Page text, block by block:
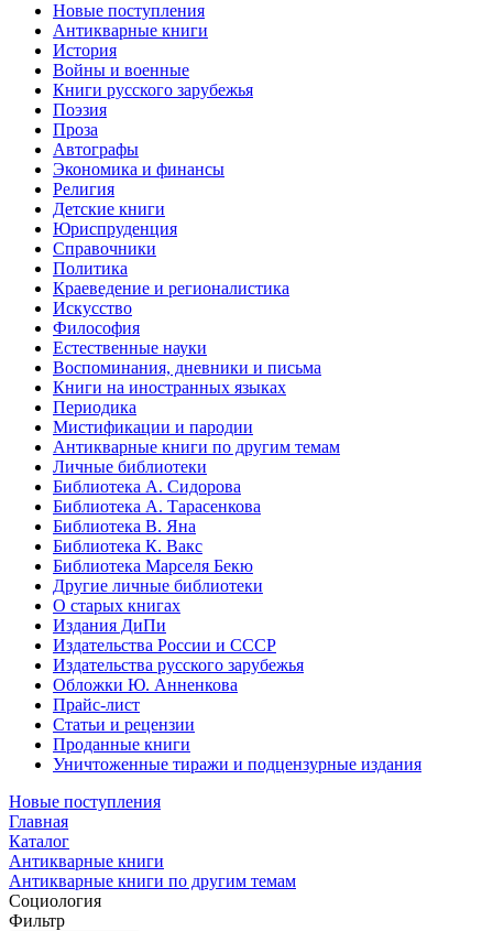
Новые поступления
Антикварные книги
История
Войны и военные
Книги русского зарубежья
Поэзия
Проза
Автографы
Экономика и финансы
Религия
Детские книги
Юриспруденция
Справочники
Политика
Краеведение и регионалистика
Искусство
Философия
Естественные науки
Воспоминания, дневники и письма
Книги на иностранных языках
Периодика
Мистификации и пародии
Антикварные книги по другим темам
Личные библиотеки
Библиотека А. Сидорова
Библиотека А. Тарасенкова
Библиотека В. Яна
Библиотека К. Вакс
Библиотека Марселя Бекю
Другие личные библиотеки
О старых книгах
Издания ДиПи
Издательства России и СССР
Издательства русского зарубежья
Обложки Ю. Анненкова
Прайс-лист
Статьи и рецензии
Проданные книги
Уничтоженные тиражи и подцензурные издания
Новые поступления
Главная
Каталог
Антикварные книги
Антикварные книги по другим темам
Социология
Фильтр